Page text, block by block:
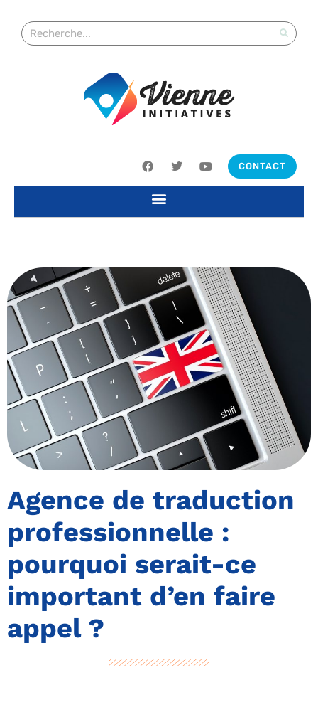
CONTACT
Agence de traduction
professionnelle :
pourquoi serait-ce
important d’en faire
appel ?